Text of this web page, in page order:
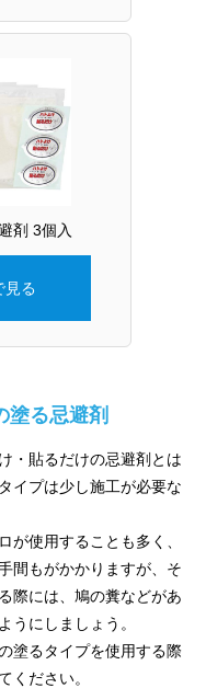
剤 3個入
見る
塗る忌避剤
・貼るだけの忌避剤とは
イプは少し施工が必要な
が使用することも多く、
間もがかかりますが、そ
際には、鳩の糞などがあ
うにしましょう。
塗るタイプを使用する際
ください。